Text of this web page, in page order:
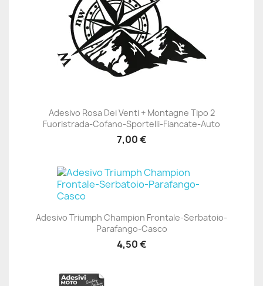
Adesivo Rosa Dei Venti + Montagne Tipo 2
Fuoristrada-Cofano-Sportelli-Fiancate-Auto
7,00 €
Adesivo Triumph Champion Frontale-Serbatoio-
Parafango-Casco
4,50 €